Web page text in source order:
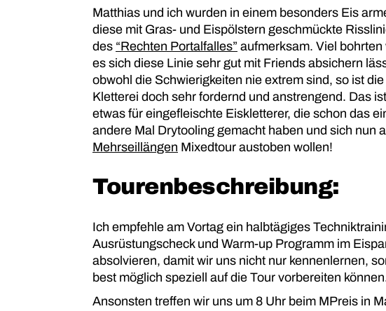
Matthias und ich wurden in einem besonders Eis
diese mit Gras- und Eispölstern geschmückte
des “Rechten Portalfalles” aufmerksam. Viel bohrten
es sich diese Linie sehr gut mit Friends absichern
obwohl die Schwierigkeiten nie extrem sind, so ist
Kletterei doch sehr fordernd und anstrengend. Das
etwas für eingefleischte Eiskletterer, die schon das
andere Mal Drytooling gemacht haben und sich nun
Mehrseillängen Mixedtour austoben wollen!
Tourenbeschreibung:
Ich empfehle am Vortag ein halbtägiges
Ausrüstungscheck und Warm-up Programm im
absolvieren, damit wir uns nicht nur kennenlernen,
best möglich speziell auf die Tour vorbereiten
Ansonsten treffen wir uns um 8 Uhr beim MPreis in